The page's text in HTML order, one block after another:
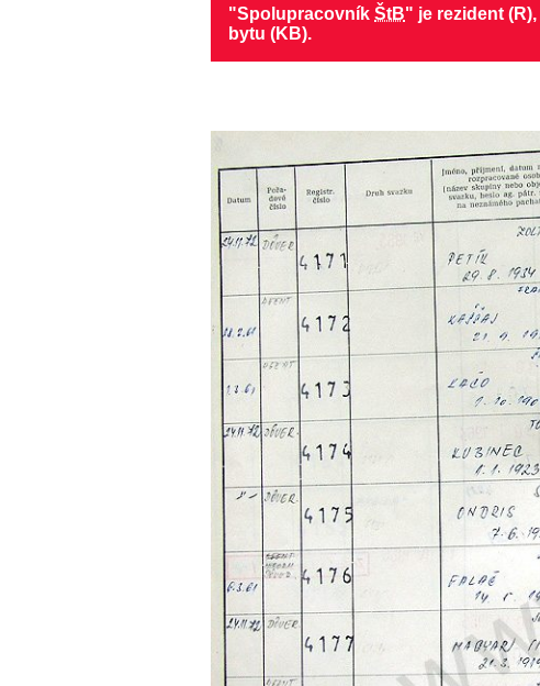
"Spolupracovník ŠtB" je rezident
bytu (KB).